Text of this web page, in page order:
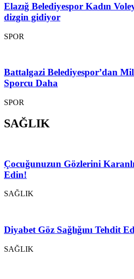
Elazığ Belediyespor Kadın
dizgin gidiyor
SPOR
Battalgazi Belediyespor’dan
Sporcu Daha
SPOR
SAĞLIK
Çocuğunuzun Gözlerini
Edin!
SAĞLIK
Diyabet Göz Sağlığını Tehdit
SAĞLIK